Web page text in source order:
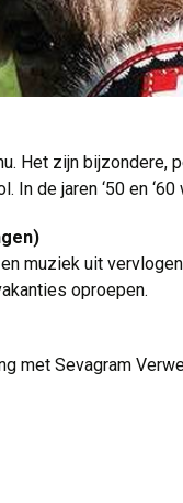
Het zijn bijzondere,
de jaren ‘50 en
muziek uit
oproepen.
met Sevagram